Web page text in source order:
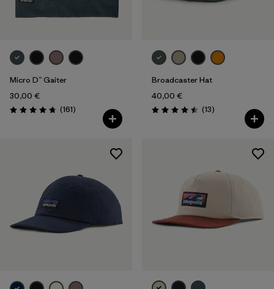
Micro D™ Gaiter
30,00 €
Évaluation: 4.7 / 5
(161Avis
)
Broadcaster Hat
40,00 €
Évaluation: 4.5 / 5
(13Avis
)